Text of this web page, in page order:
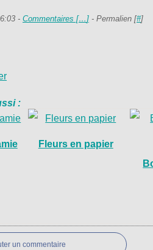
- Commentaires [… ] - Permalien [#]
:
Fleurs en papier
un commentaire